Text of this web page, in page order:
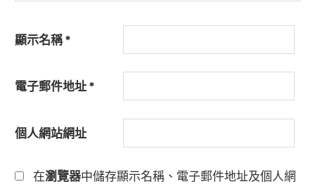
顯示名稱*
電子郵件地址*
個人網站網址
在瀏覽器中儲存顯示名稱、電子郵件地址及個人網